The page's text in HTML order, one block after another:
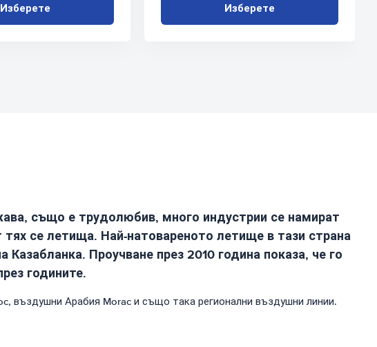
Изберете Изберете
също е трудолюбив, много индустрии се намират
се летища. Най-натовареното летище в тази страна
Проучване през 2010 година показа, че го
годините.
въздушни Арабия Morac и също така регионални въздушни линии.